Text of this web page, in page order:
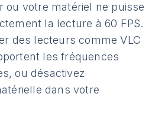
ou votre matériel ne puisse
la lecture à 60 FPS.
des lecteurs comme VLC
les fréquences
ou désactivez
dans votre